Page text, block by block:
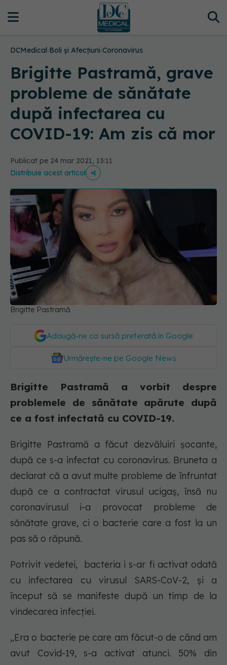
DCMedical›Boli și Afecțiuni›Coronavirus
Brigitte Pastramă, grave
probleme de sănătate
după infectarea cu
COVID-19: Am zis că mor
Publicat pe 24 mar 2021, 13:11
Distribuie acest articol
Brigitte Pastramă
Adaugă-ne ca sursă preferată în Google
Urmărește-ne pe Google News
Brigitte Pastramă a vorbit despre
problemele de sănătate apărute după
ce a fost infectată cu COVID-19.
Brigitte Pastramă a făcut dezvăluiri șocante,
după ce s-a infectat cu coronavirus. Bruneta a
declarat că a avut multe probleme de înfruntat
după ce a contractat virusul ucigaș, însă nu
coronavirusul i-a provocat probleme de
sănătate grave, ci o bacterie care a fost la un
pas să o răpună.
Potrivit vedetei, bacteria i s-ar fi activat odată
cu infectarea cu virusul SARS-CoV-2, și a
început să se manifeste după un timp de la
vindecarea infecției.
„Era o bacterie pe care am făcut-o de când am
avut Covid-19, s-a activat atunci. 50% din